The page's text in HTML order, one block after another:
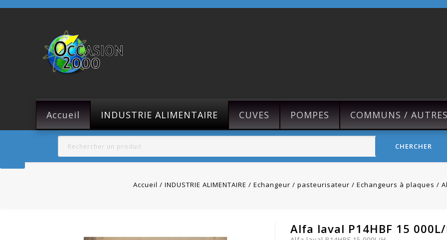
Accueil INDUSTRIE ALIMENTAIRE CUVES POMPES COMMUNS /
CHERCHER
Accueil INDUSTRIE ALIMENTAIRE Echangeur / pasteurisateur Echangeurs à plaques
Alfa laval P14HBF 15